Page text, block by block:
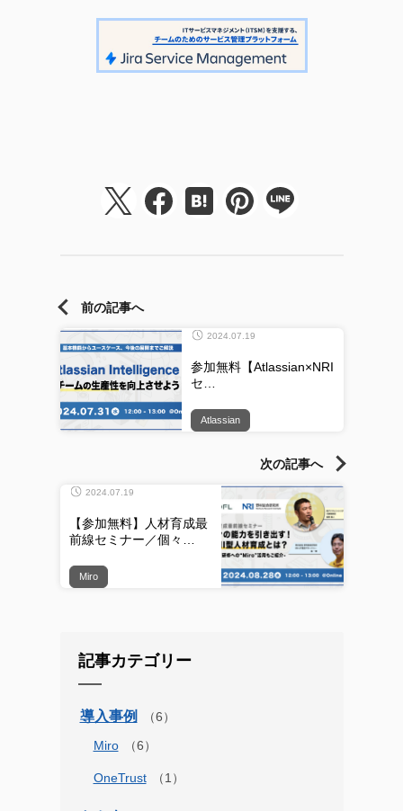
前の記事へ
2024.07.19
参加無料【Atlassian×NRI
セ…
Atlassian
次の記事へ
2024.07.19
【参加無料】人材育成最
前線セミナー／個々…
Miro
記事カテゴリー
導入事例
Miro
OneTrust